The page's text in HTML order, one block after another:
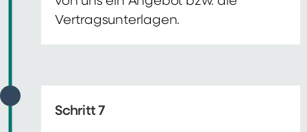
Vertragsunterlagen.
Schritt 7